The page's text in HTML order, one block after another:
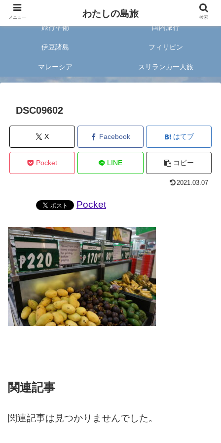
旅好きな20代女子が案内する旅のあれこれ✈︎
旅行準備 国内旅行
伊豆諸島 フィリピン
マレーシア スリランカ一人旅
DSC09602
X Facebook はてブ
Pocket LINE コピー
2021.03.07
Pocket
関連記事
関連記事は見つかりませんでした。
メニュー わたしの島旅 検索